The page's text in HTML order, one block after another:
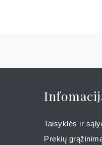
Taisyklės ir
Prekių